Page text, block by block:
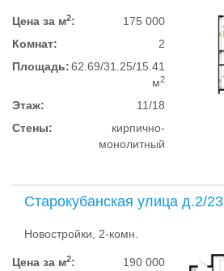
Цена за м2:
175 000
Комнат:
2
Площадь: 62.69/31.25/15.41
м2
Этаж:
11/18
Стены:
кирпично-
монолитный
Старокубанская улица д.2/23
Новостройки, 2-комн.
Цена за м2:
190 000